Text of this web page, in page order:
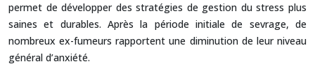
permet de développer des stratégies de gestion du stress plus
saines et durables. Après la période initiale de sevrage, de
nombreux ex-fumeurs rapportent une diminution de leur niveau
général d’anxiété.